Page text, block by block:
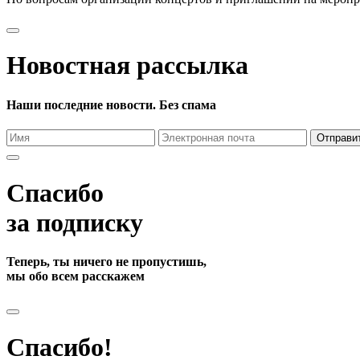
Новостная рассылка
Наши последние новости. Без спама
Спасибо
за подписку
Теперь, ты ничего не пропустишь,
мы обо всем расскажем
Спасибо!